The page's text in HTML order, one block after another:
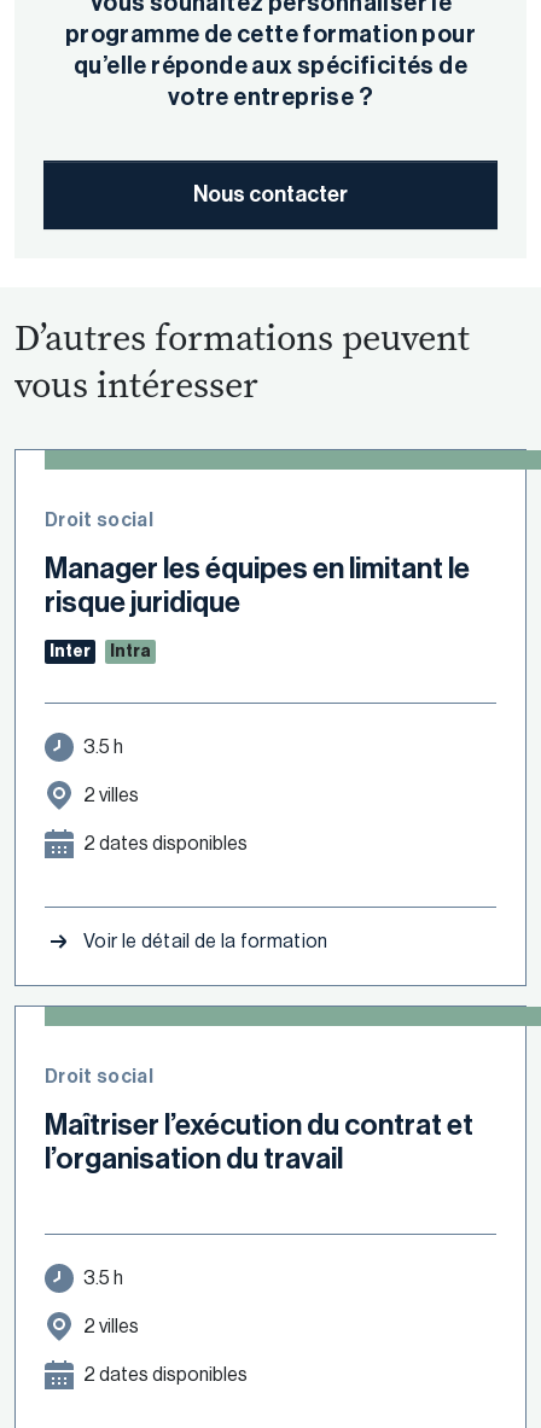
programme de cette formation pour
qu’elle réponde aux spécificités de
votre entreprise ?
Nous contacter
D’autres formations peuvent
vous intéresser
Droit social
Manager les équipes en limitant le
risque juridique
Inter Intra
3.5 h
2 villes
2 dates disponibles
Voir le détail de la formation
Droit social
Maîtriser l’exécution du contrat et
l’organisation du travail
3.5 h
2 villes
2 dates disponibles